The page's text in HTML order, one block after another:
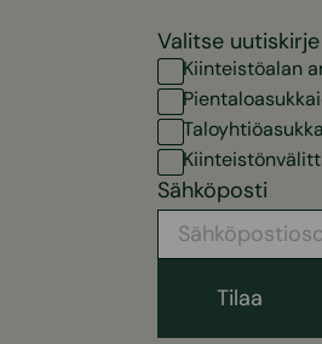
Valitse uutiskirje
Kiinteistöalan
Sähköposti